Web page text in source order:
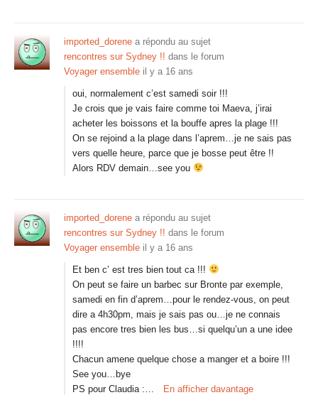
imported_dorene a répondu au sujet
rencontres sur Sydney !! dans le forum
Voyager ensemble il y a 16 ans
oui, normalement c’est samedi soir !!!
Je crois que je vais faire comme toi Maeva, j’irai
acheter les boissons et la bouffe apres la plage !!!
On se rejoind a la plage dans l’aprem…je ne sais pas
vers quelle heure, parce que je bosse peut être !!
Alors RDV demain…see you
imported_dorene a répondu au sujet
rencontres sur Sydney !! dans le forum
Voyager ensemble il y a 16 ans
Et ben c’ est tres bien tout ca !!!
On peut se faire un barbec sur Bronte par exemple,
samedi en fin d’aprem…pour le rendez-vous, on peut
dire a 4h30pm, mais je sais pas ou…je ne connais
pas encore tres bien les bus…si quelqu’un a une idee
!!!!
Chacun amene quelque chose a manger et a boire !!!
See you…bye
PS pour Claudia :…
En afficher davantage